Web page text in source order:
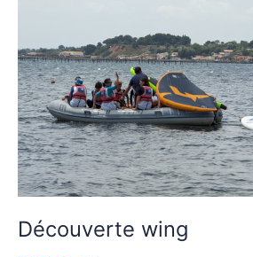
Découverte wing